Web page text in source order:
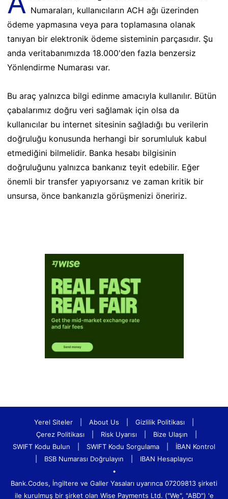
Numaraları, kullanıcıların ACH ağı üzerinden
ödeme yapmasına veya para toplamasına olanak
tanıyan bir elektronik ödeme sisteminin parçasıdır. Şu
anda veritabanımızda 18.000'den fazla benzersiz
Yönlendirme Numarası var.
Bu araç yalnızca bilgi edinme amacıyla kullanılır. Bütün
çabalarımız doğru veri sağlamak için olsa da
kullanıcılar bu internet sitesinin sağladığı bu verilerin
doğruluğu konusunda herhangi bir sorumluluk kabul
etmediğini bilmelidir. Banka hesabı bilgisinin
doğruluğunu yalnızca bankanız teyit edebilir. Eğer
önemli bir transfer yapıyorsanız ve zaman kritik bir
unsursa, önce bankanızla görüşmenizi öneririz.
Yerel Siteler About Us Gizlilik Politikası
Çerez Politikası
Risk Uyarısı Bize Ulaşın
SWIFT Kodu Bulun
SWIFT Kodu Sorgulama
İBAN Kontrol
BSB Numarası Doğrulayın
IBAN Hesaplayıcı
•
Bank.Codes, İngiltere ve Galler Yasaları uyarınca 07209813 şirketi
ile kurulmuş bir şirket olan Wise Payments Ltd. ("We", "ABD") 'e